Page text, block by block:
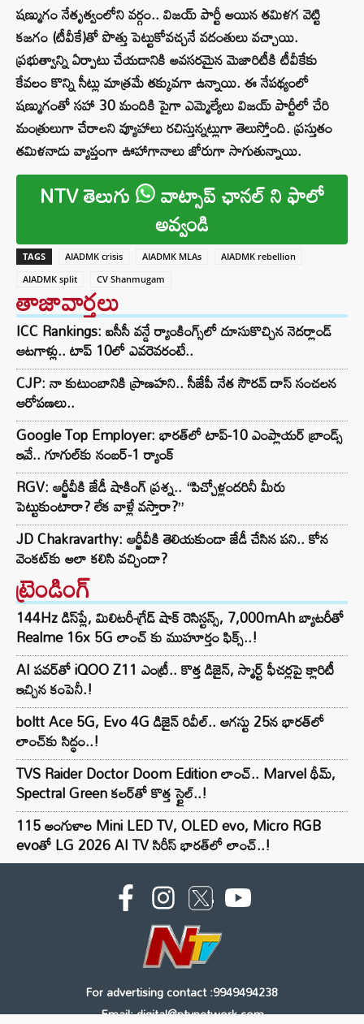
షణ్ముగం నేతృత్వంలోని వర్గం.. విజయ్ పార్టీ అయిన తమిళగ వెట్టి
కజగం (టీవీకే)తో పొత్తు పెట్టుకోవచ్చనే వదంతులు వచ్చాయి.
ప్రభుత్వాన్ని ఏర్పాటు చేయడానికి అవసరమైన మెజారిటీకి టీవీకేకు
కేవలం కొన్ని సీట్లు మాత్రమే తక్కువగా ఉన్నాయి. ఈ నేపథ్యంలో
షణ్ముగంతో సహా 30 మందికి పైగా ఎమ్మెల్యేలు విజయ్ పార్టీలో చేరి
మంత్రులుగా చేరాలని వ్యూహాలు రచిస్తున్నట్లుగా తెలుస్తోంది. ప్రస్తుతం
తమిళనాడు వ్యాప్తంగా ఊహాగానాలు జోరుగా సాగుతున్నాయి.
NTV తెలుగు వాట్సాప్ ఛానల్ ని ఫాలో
అవ్వండి
TAGS AIADMK crisis AIADMK MLAs
AIADMK rebellion
AIADMK split
CV Shanmugam
తాజావార్తలు
ICC Rankings: ఐసీసీ వన్డే ర్యాంకింగ్స్‌లో దూసుకొచ్చిన నెదర్లాండ్
ఆటగాళ్లు.. టాప్ 10లో ఎవరెవరంటే..
CJP: నా కుటుంబానికి ప్రాణహని.. సీజేపీ నేత సౌరవ్ దాస్ సంచలన
ఆరోపణలు..
Google Top Employer: భారత్‌లో టాప్-10 ఎంప్లాయర్ బ్రాండ్స్
ఇవే.. గూగుల్‌కు నంబర్-1 ర్యాంక్
RGV: ఆర్జీవీకి జేడీ షాకింగ్ ప్రశ్న.. “పిచ్చోళ్లందరినీ మీరు
పెట్టుకుంటారా? లేక వాళ్లే వస్తారా?”
JD Chakravarthy: ఆర్జీవీకి తెలియకుండా జేడీ చేసిన పని.. కోన
వెంకట్‌కు అలా కలిసి వచ్చిందా?
ట్రెండింగ్‌
144Hz డిస్‌ప్లే, మిలిటరీ-గ్రేడ్ షాక్ రెసిస్టన్స్, 7,000mAh బ్యాటరీతో
Realme 16x 5G లాంచ్ కు ముహూర్తం ఫిక్స్..!
AI పవర్‌తో iQOO Z11 ఎంట్రీ.. కొత్త డిజైన్, స్మార్ట్ ఫీచర్లపై క్లారిటీ
ఇచ్చిన కంపెనీ.!
boltt Ace 5G, Evo 4G డిజైన్ రివీల్.. ఆగస్టు 25న భారత్‌లో
లాంచ్‌కు సిద్ధం..!
TVS Raider Doctor Doom Edition లాంచ్.. Marvel థీమ్,
Spectral Green కలర్‌తో కొత్త స్టైల్..!
115 అంగుళాల Mini LED TV, OLED evo, Micro RGB
evoతో LG 2026 AI TV సిరీస్ భారత్‌లో లాంచ్..!
For advertising contact :9949494238
Email: digital@ntvnetwork.com